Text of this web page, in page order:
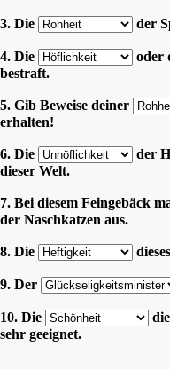
3. Die der
4. Die
oder
bestraft.
5. Gib Beweise deiner
erhalten!
6. Die
der
dieser Welt.
7. Bei diesem Feingebäck
der Naschkatzen aus.
8. Die
9. Der
10. Die
sehr geeignet.